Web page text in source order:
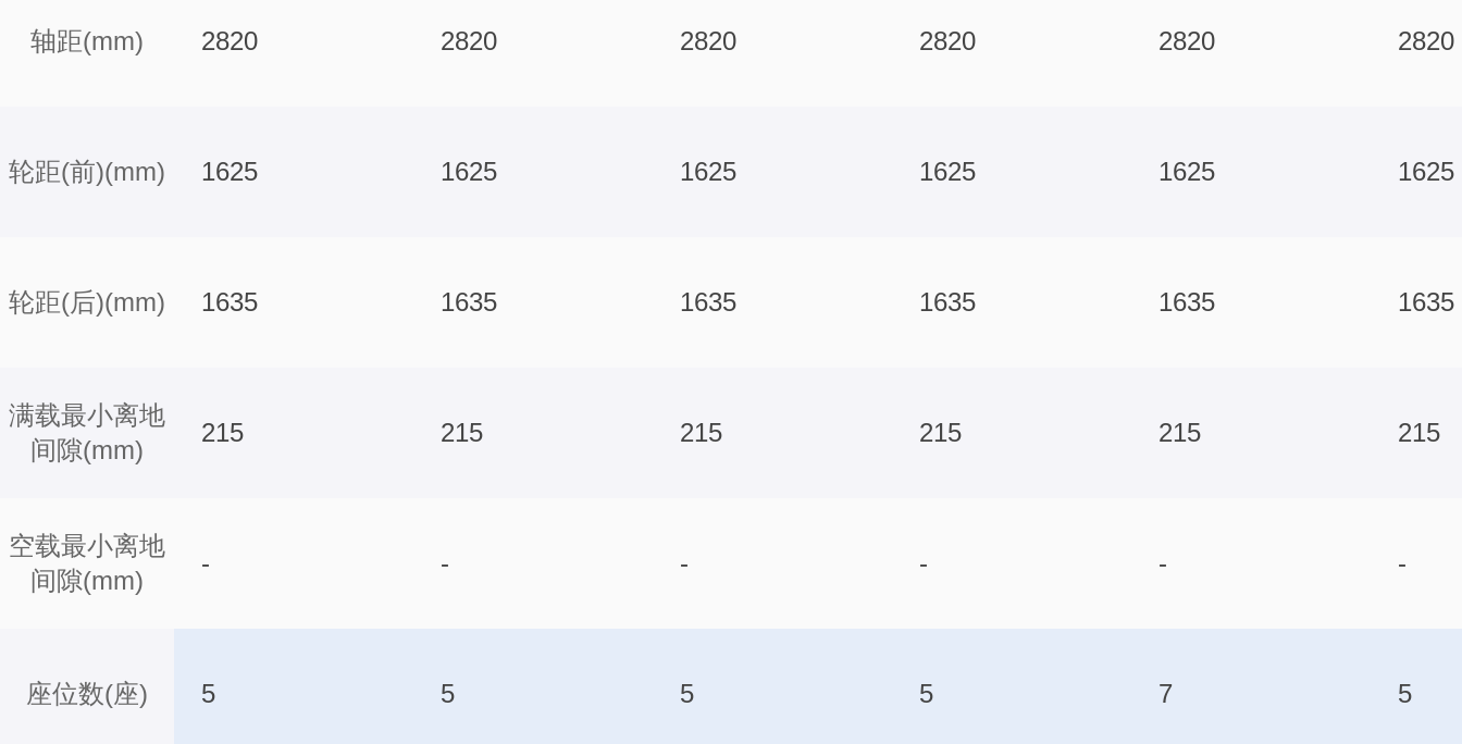
轴距(mm)
轮距(前)(mm)
轮距(后)(mm)
满载最小离地
间隙(mm)
空载最小离地
间隙(mm)
座位数(座)
2820 2820 2820 2820 2820 2820
1625 1625 1625 1625 1625 1625
1635 1635 1635 1635 1635 1635
215 215 215 215 215 215
- - - - - -
5 5 5 5 7 5